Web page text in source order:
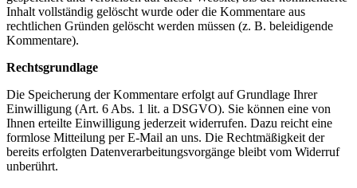
Inhalt vollständig gelöscht wurde oder die Kommentare aus
rechtlichen Gründen gelöscht werden müssen (z. B. beleidigende
Kommentare).
Rechtsgrundlage
Die Speicherung der Kommentare erfolgt auf Grundlage Ihrer
Einwilligung (Art. 6 Abs. 1 lit. a DSGVO). Sie können eine von
Ihnen erteilte Einwilligung jederzeit widerrufen. Dazu reicht eine
formlose Mitteilung per E-Mail an uns. Die Rechtmäßigkeit der
bereits erfolgten Datenverarbeitungsvorgänge bleibt vom Widerruf
unberührt.